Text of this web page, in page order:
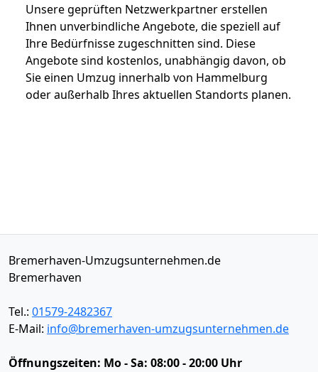
Unsere geprüften Netzwerkpartner erstellen
Ihnen unverbindliche Angebote, die speziell auf
Ihre Bedürfnisse zugeschnitten sind. Diese
Angebote sind kostenlos, unabhängig davon, ob
Sie einen Umzug innerhalb von Hammelburg
oder außerhalb Ihres aktuellen Standorts planen.
Bremerhaven-Umzugsunternehmen.de
Bremerhaven
Tel.: 01579-2482367
E-Mail: info@bremerhaven-umzugsunternehmen.de
Öffnungszeiten: Mo - Sa: 08:00 - 20:00 Uhr